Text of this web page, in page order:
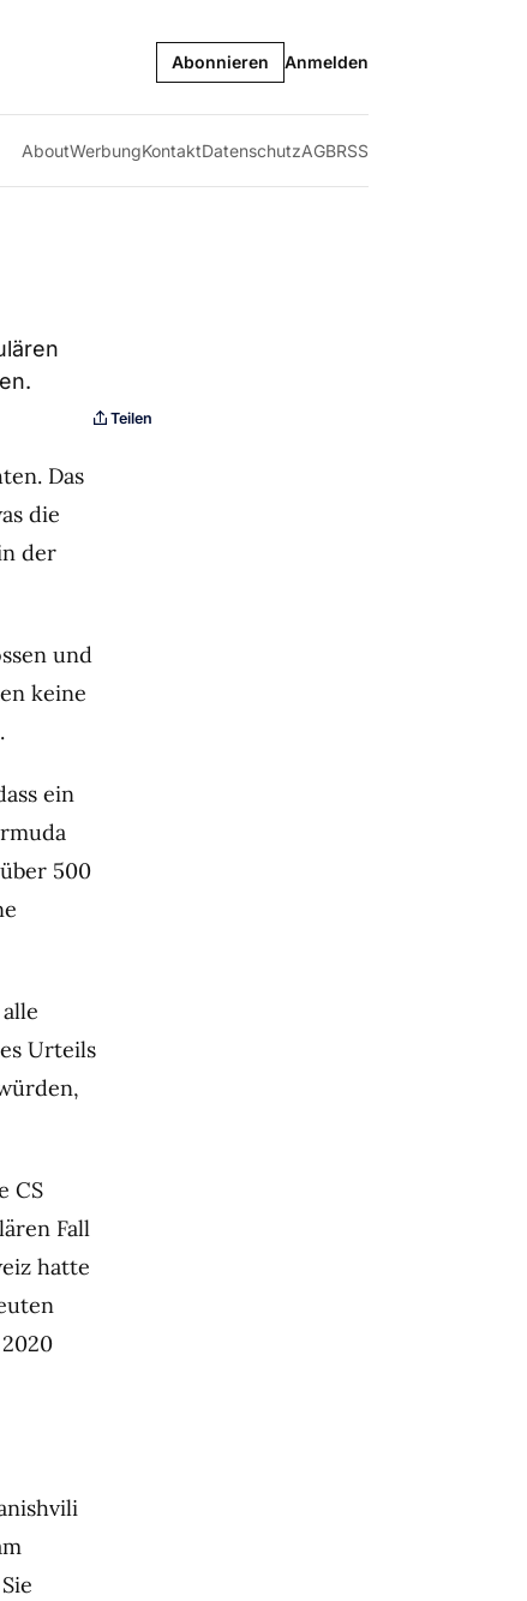
Abonnieren Anmelden
AboutWerbungKontaktDatenschutzAGBRSS
Teilen
Das
die
der
und
keine
ein
500
Urteils
CS
Fall
hatte